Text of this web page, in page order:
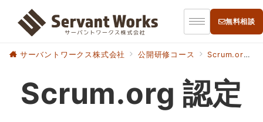
無料相談
サーバントワークス株式会社 公開研修コース Scrum.org プロフェッショナルスクラム認定研修
Scrum.org 認定